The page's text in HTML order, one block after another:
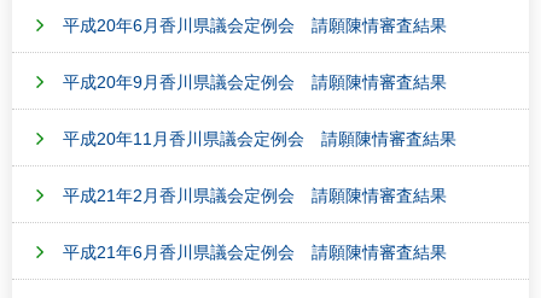
平成20年6月香川県議会定例会 請願陳情審査結果
平成20年9月香川県議会定例会 請願陳情審査結果
平成20年11月香川県議会定例会 請願陳情審査結果
平成21年2月香川県議会定例会 請願陳情審査結果
平成21年6月香川県議会定例会 請願陳情審査結果